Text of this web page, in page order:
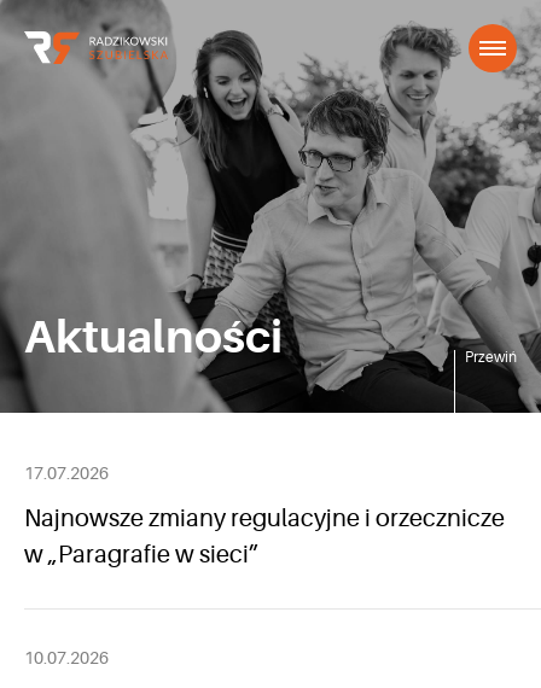
Aktualności Przewiń
17.07.2026
Najnowsze zmiany regulacyjne i orzecznicze
w „Paragrafie w sieci”
10.07.2026